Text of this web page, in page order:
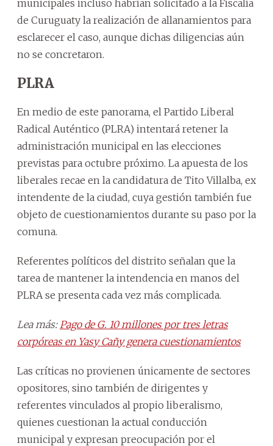
municipales incluso habrían solicitado a la Fiscalía
de Curuguaty la realización de allanamientos para
esclarecer el caso, aunque dichas diligencias aún
no se concretaron.
PLRA
En medio de este panorama, el Partido Liberal
Radical Auténtico (PLRA) intentará retener la
administración municipal en las elecciones
previstas para octubre próximo. La apuesta de los
liberales recae en la candidatura de Tito Villalba, ex
intendente de la ciudad, cuya gestión también fue
objeto de cuestionamientos durante su paso por la
comuna.
Referentes políticos del distrito señalan que la
tarea de mantener la intendencia en manos del
PLRA se presenta cada vez más complicada.
Lea más: Pago de G. 10 millones por tres letras
corpóreas en Yasy Cañy genera cuestionamientos
Las críticas no provienen únicamente de sectores
opositores, sino también de dirigentes y
referentes vinculados al propio liberalismo,
quienes cuestionan la actual conducción
municipal y expresan preocupación por el